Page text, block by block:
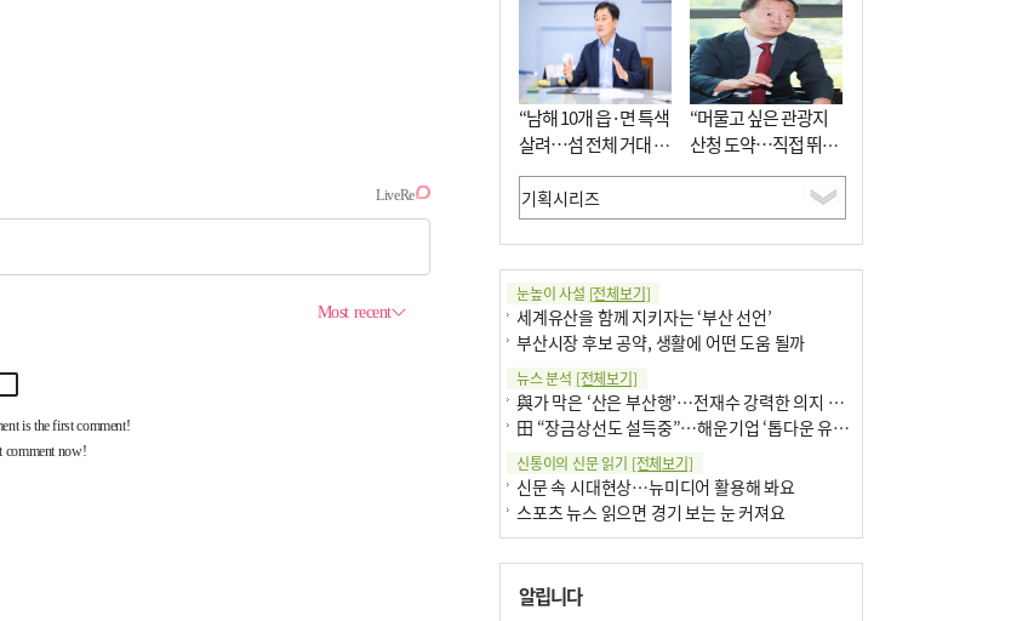
“남해 10개 읍·면 특색
살려…섬 전체 거대 정
원으로 조성”
“머물고 싶은 관광지
산청 도약…직접 뛰며
‘돈 버는 군수’ 될 것”
눈높이 사설 [전체보기]
세계유산을 함께 지키자는 ‘부산 선언’
부산시장 후보 공약, 생활에 어떤 도움 될까
뉴스 분석 [전체보기]
與가 막은 ‘산은 부산행’…전재수 강력한 의지 표명 없인 공염불
田 “장금상선도 설득중”…해운기업 ‘톱다운 유치전’ 가속
신통이의 신문 읽기 [전체보기]
신문 속 시대현상…뉴미디어 활용해 봐요
스포츠 뉴스 읽으면 경기 보는 눈 커져요
구·군 승진 축하화분 관행 없애자니 소상공인 울상
알립니다